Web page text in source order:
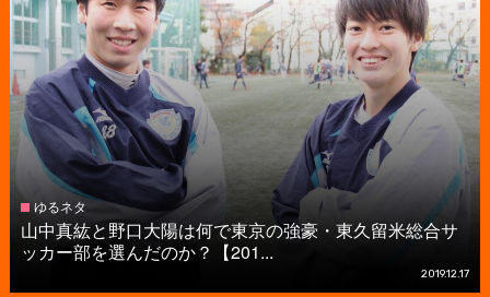
ゆるネタ
山中真紘と野口大陽は何で東京の強豪・東久留米総合サ
ッカー部を選んだのか？【201...
2019.12.17